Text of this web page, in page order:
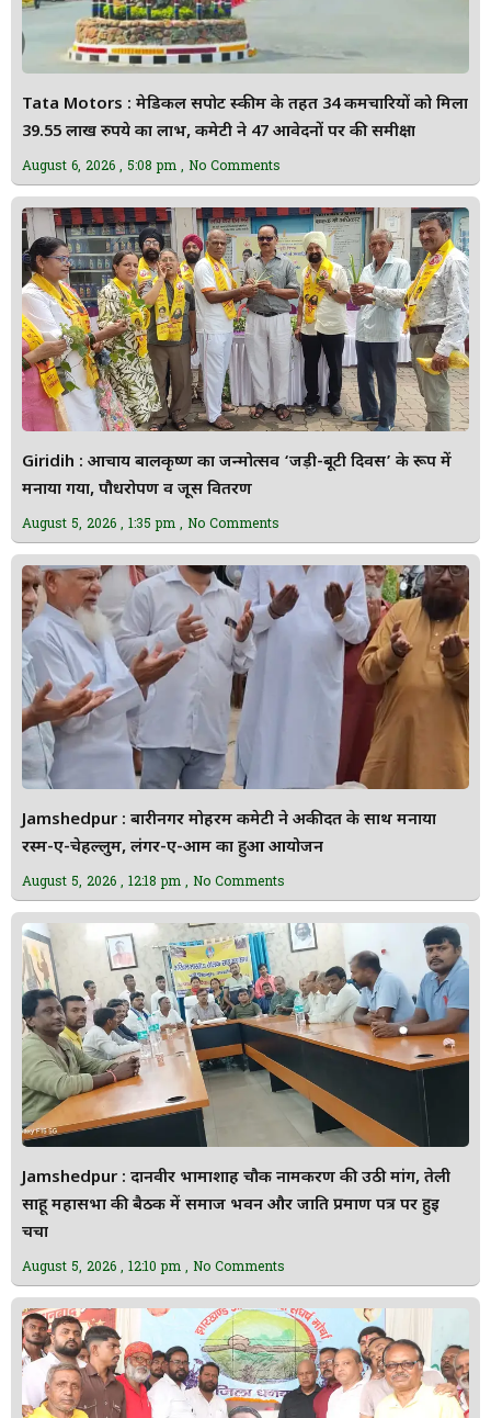
Tata Motors : मेडिकल सपोर्ट स्कीम के तहत 34 कर्मचारियों को मिला
39.55 लाख रुपये का लाभ, कमेटी ने 47 आवेदनों पर की समीक्षा
August 6, 2026 5:08 pm No Comments
Giridih : आचार्य बालकृष्ण का जन्मोत्सव ‘जड़ी-बूटी दिवस’ के रूप में
मनाया गया, पौधरोपण व जूस वितरण
August 5, 2026 1:35 pm No Comments
Jamshedpur : बारीनगर मोहर्रम कमेटी ने अकीदत के साथ मनाया
रस्म-ए-चेहल्लुम, लंगर-ए-आम का हुआ आयोजन
August 5, 2026 12:18 pm No Comments
Jamshedpur : दानवीर भामाशाह चौक नामकरण की उठी मांग, तेली
साहू महासभा की बैठक में समाज भवन और जाति प्रमाण पत्र पर हुई
चर्चा
August 5, 2026 12:10 pm No Comments